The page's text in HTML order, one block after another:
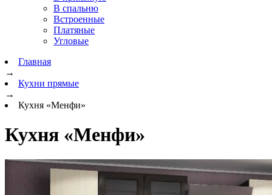
В спальню
Встроенные
Платяные
Угловые
Главная
→
Кухни прямые
→
Кухня «Менфи»
Кухня «Менфи»